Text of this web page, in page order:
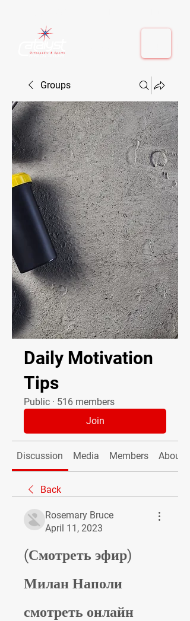
Groups
Daily Motivation
Tips
Public · 516 members
Join
Discussion Media Members About
Back
Rosemary Bruce
April 11, 2023
(Смотреть эфир)
Милан Наполи
смотреть онлайн